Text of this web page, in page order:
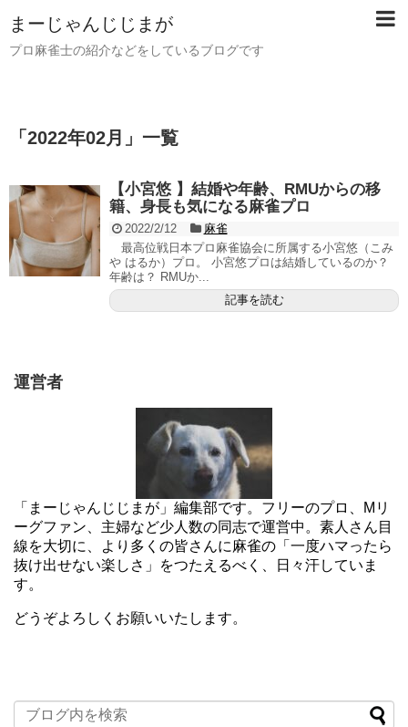
まーじゃんじじまが
プロ麻雀士の紹介などをしているブログです
「 2022年02月 」 一覧
【小宮悠 】結婚や年齢、RMUからの移
籍、身長も気になる麻雀プロ
2022/2/12
麻雀
最高位戦日本プロ麻雀協会に所属する小宮悠（こみ
や はるか）プロ。 小宮悠プロは結婚しているのか？
年齢は？ RMUか...
記事を読む
運営者
「まーじゃんじじまが」編集部です。フリーのプロ、Mリ
ーグファン、主婦など少人数の同志で運営中。素人さん目
線を大切に、より多くの皆さんに麻雀の「一度ハマったら
抜け出せない楽しさ」をつたえるべく、日々汗していま
す。
どうぞよろしくお願いいたします。